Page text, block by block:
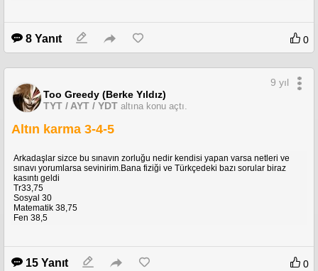
8 Yanıt 0
Too Greedy (Berke Yıldız)
TYT / AYT / YDT altına konu açtı.
9 yıl
Altın karma 3-4-5
Arkadaşlar sizce bu sınavın zorluğu nedir kendisi yapan varsa netleri ve
sınavı yorumlarsa sevinirim.Bana fiziği ve Türkçedeki bazı sorular biraz
kasıntı geldi
Tr33,75
Sosyal 30
Matematik 38,75
Fen 38,5
15 Yanıt 0